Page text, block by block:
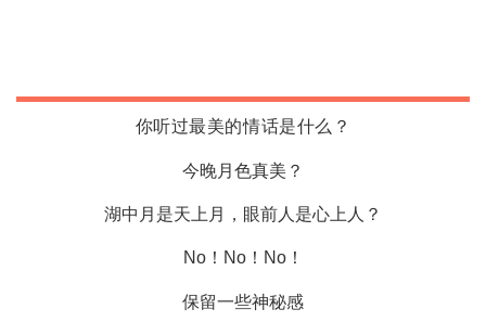
你听过最美的情话是什么？
今晚月色真美？
湖中月是天上月，眼前人是心上人？
No！No！No！
保留一些神秘感